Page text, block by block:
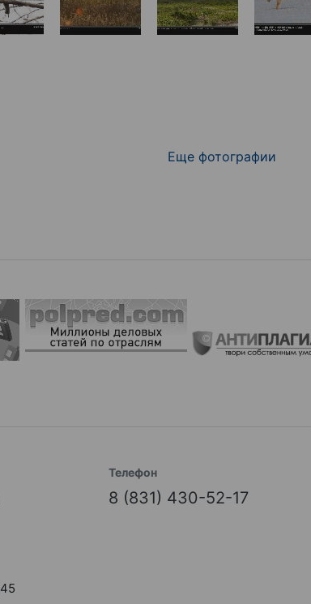
Еще фотографии
Телефон
8 (831) 430-52-17
45